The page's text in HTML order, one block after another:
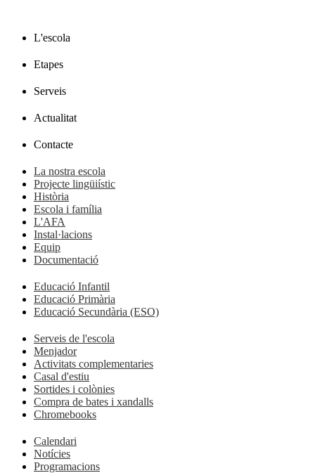
L'escola
Etapes
Serveis
Actualitat
Contacte
La nostra escola
Projecte lingüiístic
Història
Escola i família
L'AFA
Instal·lacions
Equip
Documentació
Educació Infantil
Educació Primària
Educació Secundària (ESO)
Serveis de l'escola
Menjador
Activitats complementaries
Casal d'estiu
Sortides i colònies
Compra de bates i xandalls
Chromebooks
Calendari
Notícies
Programacions